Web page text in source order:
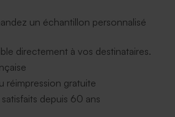
un échantillon personnalisé
directement à vos destinataires.
réimpression gratuite
depuis 60 ans